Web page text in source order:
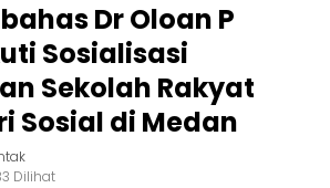
Dr Oloan P
Sosialisasi
Sekolah Rakyat
Sosial di Medan
Dilihat